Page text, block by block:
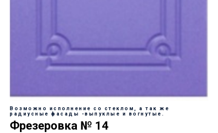
Возможно исполнение со стеклом, а так же
радиусные фасады -выпуклые и вогнутые.
Фрезеровка № 14